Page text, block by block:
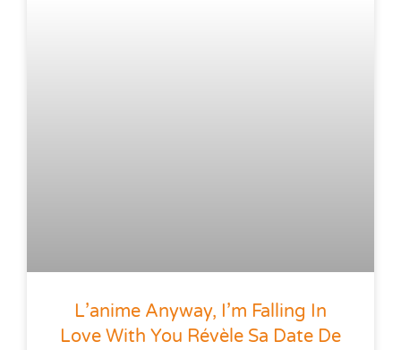
L’anime Anyway, I’m Falling In
Love With You Révèle Sa Date De